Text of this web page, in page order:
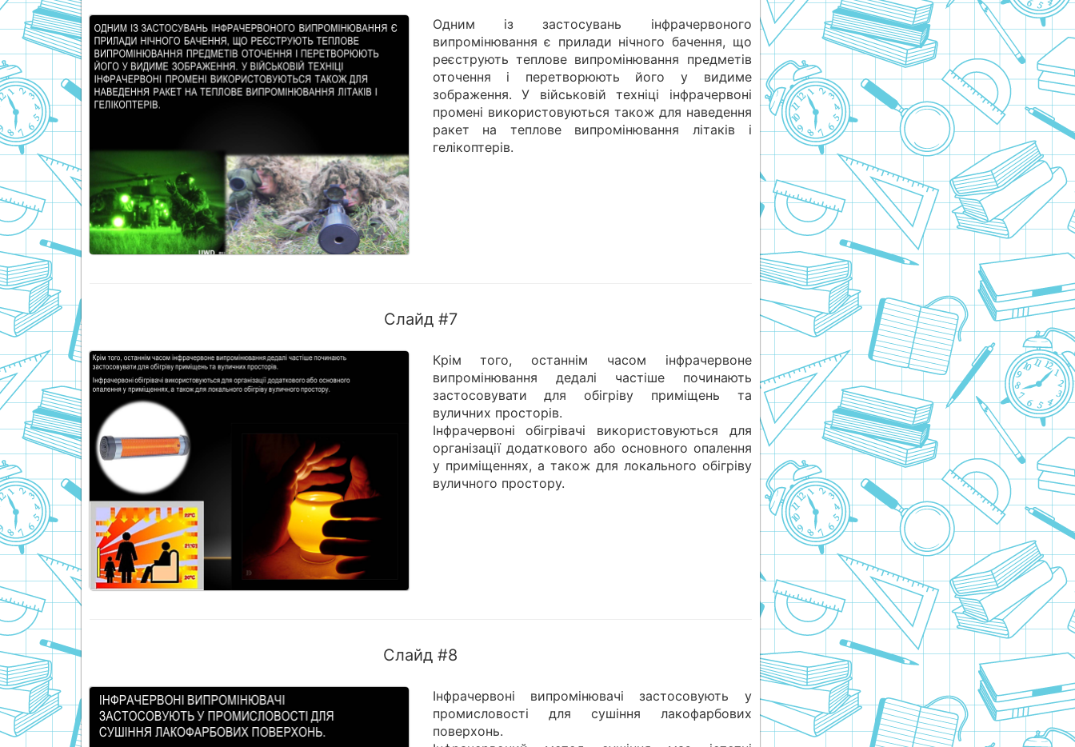
Одним із застосувань інфрачервоного
випромінювання є прилади нічного бачення, що
реєструють теплове випромінювання предметів
оточення і перетворюють його у видиме
зображення. У військовій техніці інфрачервоні
промені використовуються також для наведення
ракет на теплове випромінювання літаків і
гелікоптерів.
Слайд #7
Крім того, останнім часом інфрачервоне
випромінювання дедалі частіше починають
застосовувати для обігріву приміщень та
вуличних просторів.
Інфрачервоні обігрівачі використовуються для
організації додаткового або основного опалення
у приміщеннях, а також для локального обігріву
вуличного простору.
Слайд #8
Інфрачервоні випромінювачі застосовують у
промисловості для сушіння лакофарбових
поверхонь.